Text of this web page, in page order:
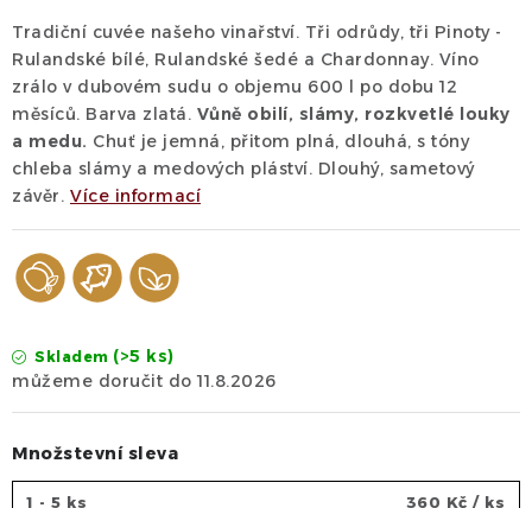
Tradiční cuvée našeho vinařství. Tři odrůdy, tři Pinoty -
Rulandské bílé, Rulandské šedé a Chardonnay. Víno
zrálo v dubovém sudu o objemu 600 l po dobu 12
měsíců. Barva zlatá. Vůně obilí, slámy, rozkvetlé louky
a medu. Chuť je jemná, přitom plná, dlouhá, s tóny
chleba slámy a medových pláství. Dlouhý, sametový
závěr. Více informací
Skladem (>5 ks)
11.8.2026
Množstevní sleva
1 - 5 ks 360 Kč / ks